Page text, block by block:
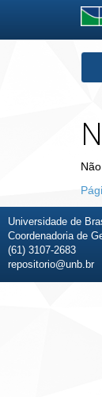
Universidade de
Coordenadoria de
(61) 3107-2683
repositorio@unb.br